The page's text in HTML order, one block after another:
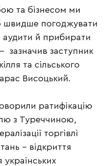
та бізнесом ми
погоджувати
аудити й прибирати
зазначив заступник
та сільського
Висоцький.
ратифікацію
з Туреччиною,
торгівлі
– відкриття